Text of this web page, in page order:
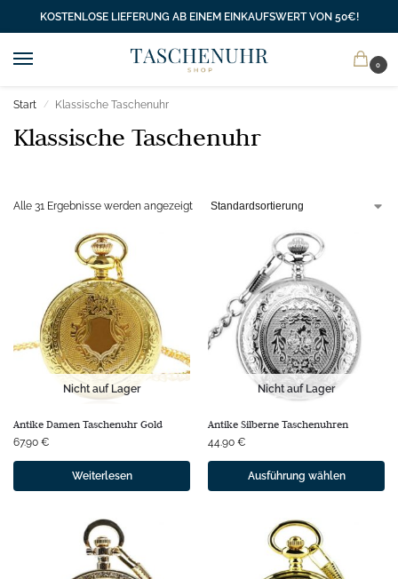
KOSTENLOSE LIEFERUNG AB EINEM EINKAUFSWERT VON 50€!
0
Start / Klassische Taschenuhr
Klassische Taschenuhr
Alle 31 Ergebnisse werden angezeigt
Nicht auf Lager
Antike Damen Taschenuhr Gold
67.90 €
Weiterlesen
Nicht auf Lager
Antike Silberne Taschenuhren
44.90 €
Ausführung wählen